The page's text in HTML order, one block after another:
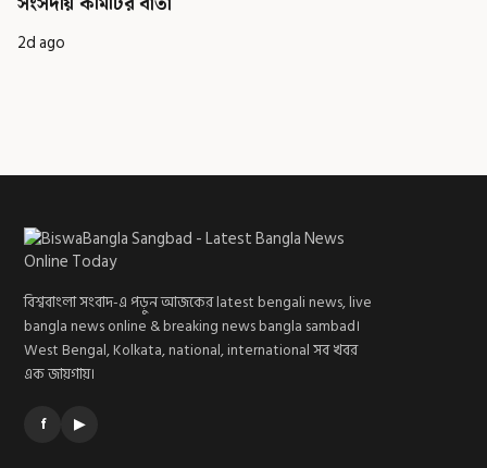
2d ago
বিশ্ববাংলা সংবাদ-এ পড়ুন আজকের latest bengali news, live
bangla news online & breaking news bangla sambad।
West Bengal, Kolkata, national, international সব খবর
এক জায়গায়।
f ▶